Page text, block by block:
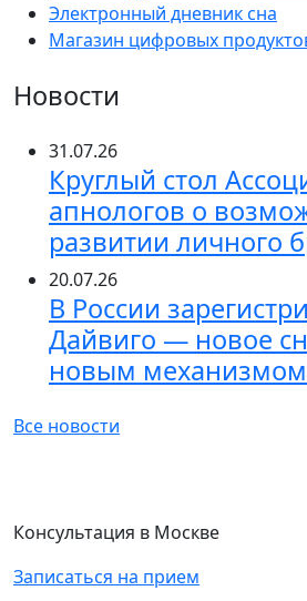
Электронный дневник сна
Магазин цифровых
Новости
31.07.26
Круглый стол
апнологов о
развитии личного
20.07.26
В России
Дайвиго — новое
новым механизмом
Все новости
Консультация в Москве
Записаться на прием